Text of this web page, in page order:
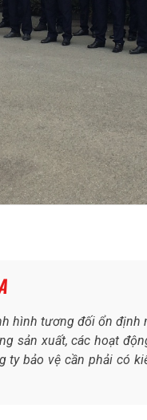
hình tương đối ổn
sản xuất, các hoạt
ty bảo vệ cần phải có